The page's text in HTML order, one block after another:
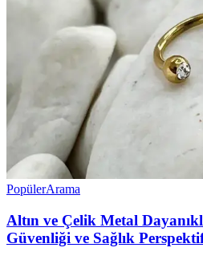
PopülerArama
Altın ve Çelik Metal
Güvenliği ve Sağlık